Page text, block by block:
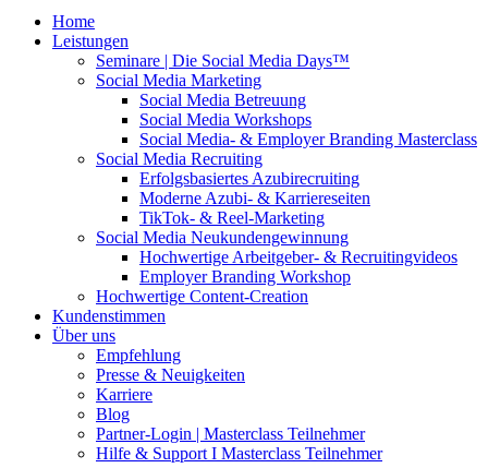
Home
Leistungen
Seminare | Die Social Media Days™
Social Media Marketing
Social Media Betreuung
Social Media Workshops
Social Media- & Employer Branding Masterclass
Social Media Recruiting
Erfolgsbasiertes Azubirecruiting
Moderne Azubi- & Karriereseiten
TikTok- & Reel-Marketing
Social Media Neukundengewinnung
Hochwertige Arbeitgeber- & Recruitingvideos
Employer Branding Workshop
Hochwertige Content-Creation
Kundenstimmen
Über uns
Empfehlung
Presse & Neuigkeiten
Karriere
Blog
Partner-Login | Masterclass Teilnehmer
Hilfe & Support I Masterclass Teilnehmer